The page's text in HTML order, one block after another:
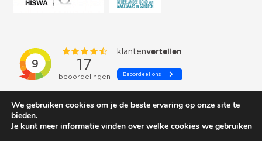
We gebruiken cookies om je de beste ervaring op onze site te
bieden.
Je kunt meer informatie vinden over welke cookies we gebruiken